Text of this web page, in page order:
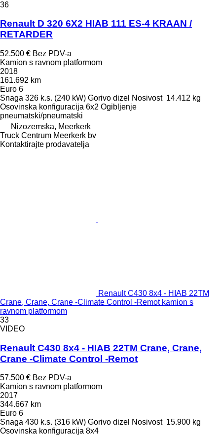
36
Renault D 320 6X2 HIAB 111 ES-4 KRAAN /
RETARDER
52.500 € Bez PDV-a
Kamion s ravnom platformom
2018
161.692 km
Euro 6
Snaga 326 k.s. (240 kW) Gorivo dizel Nosivost 14.412 kg
Osovinska konfiguracija 6x2 Ogibljenje
pneumatski/pneumatski
Nizozemska, Meerkerk
Truck Centrum Meerkerk bv
Kontaktirajte prodavatelja
Renault C430 8x4 - HIAB 22TM
Crane, Crane, Crane -Climate Control -Remot kamion s
ravnom platformom
33
VIDEO
Renault C430 8x4 - HIAB 22TM Crane, Crane,
Crane -Climate Control -Remot
57.500 € Bez PDV-a
Kamion s ravnom platformom
2017
344.667 km
Euro 6
Snaga 430 k.s. (316 kW) Gorivo dizel Nosivost 15.900 kg
Osovinska konfiguracija 8x4